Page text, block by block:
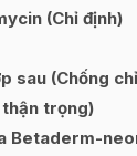
(Chỉ định)
sau (Chống
trọng)
Betaderm-